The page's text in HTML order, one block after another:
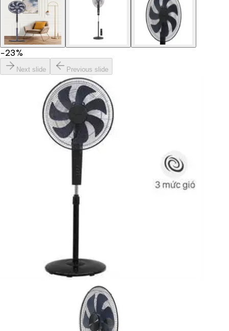
−23%
Next slide Previous slide